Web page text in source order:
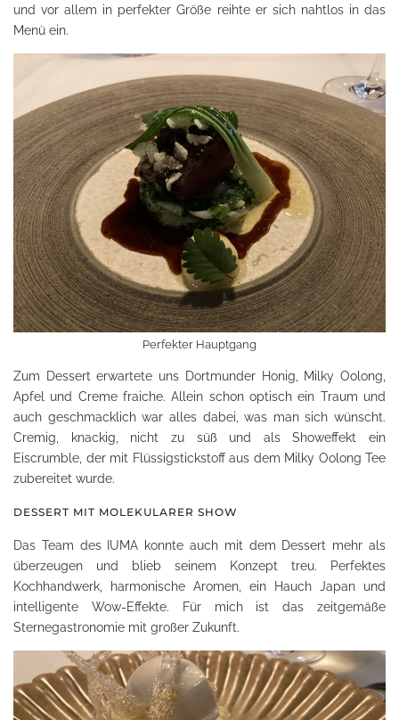
und vor allem in perfekter Größe reihte er sich nahtlos in das
Menü ein.
Perfekter Hauptgang
Zum Dessert erwartete uns Dortmunder Honig, Milky Oolong,
Apfel und Creme fraiche. Allein schon optisch ein Traum und
auch geschmacklich war alles dabei, was man sich wünscht.
Cremig, knackig, nicht zu süß und als Showeffekt ein
Eiscrumble, der mit Flüssigstickstoff aus dem Milky Oolong Tee
zubereitet wurde.
DESSERT MIT MOLEKULARER SHOW
Das Team des IUMA konnte auch mit dem Dessert mehr als
überzeugen und blieb seinem Konzept treu. Perfektes
Kochhandwerk, harmonische Aromen, ein Hauch Japan und
intelligente Wow-Effekte. Für mich ist das zeitgemäße
Sternegastronomie mit großer Zukunft.